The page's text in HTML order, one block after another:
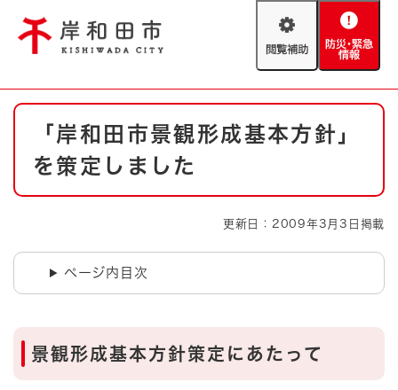
閲
助
防
緊
情
やさしい日本語
防災・緊急情報 救急・消防
ハザードマップ
本
「岸和田市景観形成基本方針」
を策定しました
更新日：2009年3月3日掲載
ページ内目次
景観形成基本方針策定にあたって